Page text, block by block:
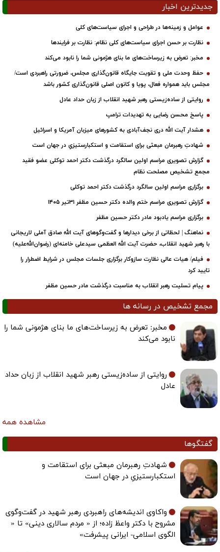
جدیدترین اخبار
عوامل و زمینه‌ها در طراحی و اجرای سیاست‌های کلی
نظارت بر حسن اجرای سیاست‌های کلی نظام: نظارت بر فرایندها
مخبر: تعرض به زیرساخت‌های ما بنای هژمونی شما را نابود می‌کند
حفظ وحدت ملی و تقویت جایگاه قانون‌گذاری مجلس، ضرورتی راهبردی است/
مجلس باید همواره فعال، پویا و کانون اصلی قانون‌گذاری کشور باشد
روایتی از ساده‌زیستی رهبر شهید انقلاب از زبان حداد عادل
پاسخ محسن رضایی به تهدیدات ترامپ
هشدار آیت الله دری نجف‌آبادی به کشورهای میزبان آمریکا و اسرائیل
شهادتِ رهبرمان مبعثی برای استقامت و استکبارستیزیِ در جهان است
گزارش تصویری مراسم اولین سالگرد درگذشت دکتر احمد توکلی عضو فقید
مجمع تشخیص مصلحت نظام
برگزاری مراسم اولین سالگرد درگذشت دکتر احمد توکلی
گزارش تصویری مراسم ختم والده دکتر حسین مظفر ۳۱تیر ۱۴۰۵
برگزاری مراسم یادبود مادر دکتر حسین مظفر
نماهنگ | لحظاتی از برخی دیدارها و گفت‌وگوهای آیت ‌الله صادق آملی لاریجانی
با رهبر شهید انقلاب، حضرت آیت‌ الله العظمی سیدعلی خامنه‌ای (رضوان‌الله‌علیه)
فیلم/ هیات عالی نظارت سازوکار برگزاری جلسات مجلس در شرایط اضطرار را
تایید کرد
پیام تسلیت رهبر انقلاب به مناسبت درگذشت مادر حسین مظفر
مجمع تشخیص در رسانه ها
مخبر: تعرض به زیرساخت‌های ما بنای هژمونی شما را
نابود می‌کند
روایتی از ساده‌زیستی رهبر شهید انقلاب از زبان حداد
عادل
مشاهده همه
گفتگوها
شهادتِ رهبرمان مبعثی برای استقامت و
استکبارستیزیِ در جهان است
واکاوی اندیشه‌های راهبردی رهبر شهید در گفت‌وگوی
مشروح با دکتر واعظ زاده؛ از « مردم سالاری دینی» تا «
الگوی اسلامی- ایرانی پیشرفت»